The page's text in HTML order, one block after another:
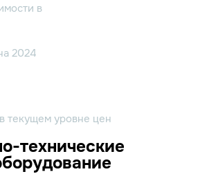
в
2024
текущем уровне цен
технические